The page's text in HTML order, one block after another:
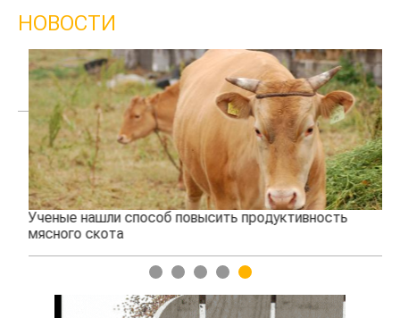
НОВОСТИ
Ученые нашли способ повысить продуктивность
мясного скота
1 2 3 4 5